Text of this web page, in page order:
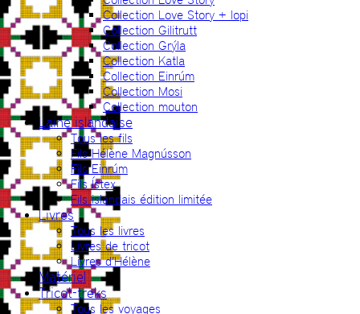
Collection Love Story + lopi
Collection Gilitrutt
Collection Grýla
Collection Katla
Collection Einrúm
Collection Mosi
Collection mouton
Laine islandaise
Tous les fils
Fils Hélène Magnússon
Fils Einrúm
Fils Ístex
Fils islandais édition limitée
Livres
Tous les livres
Livres de tricot
Livres d’Hélène
Matériel
Tricot-treks
Tous les voyages